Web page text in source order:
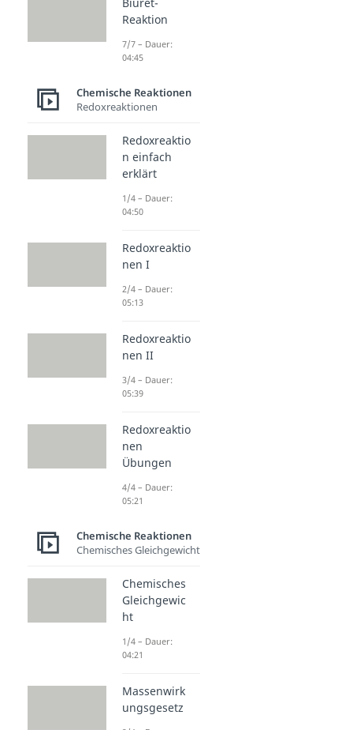
Reaktion
7/7 – Dauer:
04:45
Chemische Reaktionen
Redoxreaktionen
Redoxreaktio
n einfach
erklärt
1/4 – Dauer:
04:50
Redoxreaktio
nen I
2/4 – Dauer:
05:13
Redoxreaktio
nen II
3/4 – Dauer:
05:39
Redoxreaktio
nen
Übungen
4/4 – Dauer:
05:21
Chemische Reaktionen
Chemisches Gleichgewicht
Chemisches
Gleichgewic
ht
1/4 – Dauer:
04:21
Massenwirk
ungsgesetz